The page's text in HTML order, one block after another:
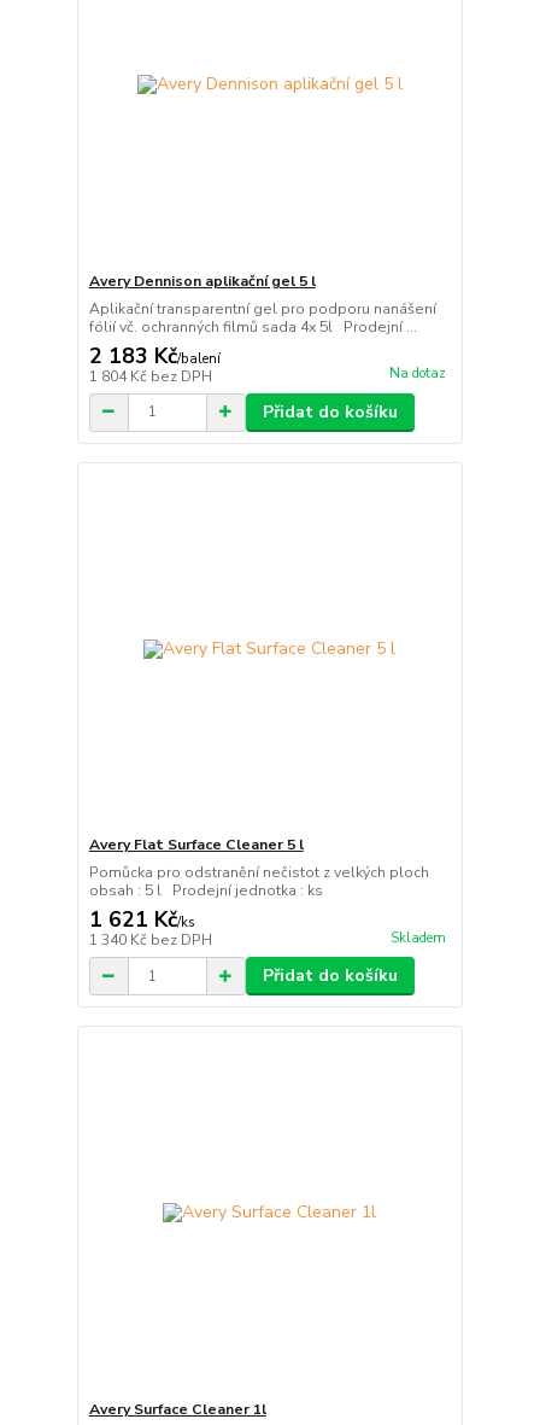
Avery Dennison aplikační gel 5 l
Aplikační transparentní gel pro podporu nanášení
fólií vč. ochranných filmů sada 4x 5l Prodejní ...
2 183 Kč/balení
1 804 Kč bez DPH Na dotaz
Přidat do košíku
Avery Flat Surface Cleaner 5 l
Pomůcka pro odstranění nečistot z velkých ploch
obsah : 5 l Prodejní jednotka : ks
1 621 Kč/ks
1 340 Kč bez DPH Skladem
Přidat do košíku
Avery Surface Cleaner 1l